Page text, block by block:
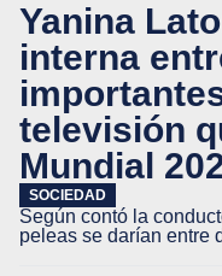
Yanina
interna
televisión
Mundial
SOCIEDAD
Según contó la
peleas se darían entre